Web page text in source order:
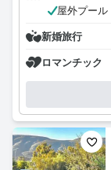
屋外プール
新婚旅行
ロマンチック